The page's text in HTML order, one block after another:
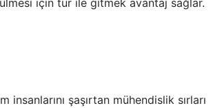
için tur ile gitmek avantaj sağlar.
şaşırtan mühendislik sırları